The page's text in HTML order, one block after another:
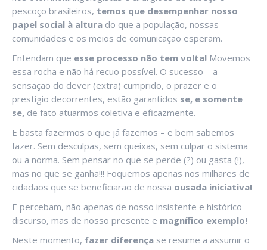
pescoço brasileiros, temos que desempenhar nosso
papel social à altura do que a população, nossas
comunidades e os meios de comunicação esperam.
Entendam que esse processo não tem volta! Movemos
essa rocha e não há recuo possível. O sucesso – a
sensação do dever (extra) cumprido, o prazer e o
prestígio decorrentes, estão garantidos se, e somente
se, de fato atuarmos coletiva e eficazmente.
E basta fazermos o que já fazemos – e bem sabemos
fazer. Sem desculpas, sem queixas, sem culpar o sistema
ou a norma. Sem pensar no que se perde (?) ou gasta (!),
mas no que se ganha!!! Foquemos apenas nos milhares de
cidadãos que se beneficiarão de nossa ousada iniciativa!
E percebam, não apenas de nosso insistente e histórico
discurso, mas de nosso presente e magnífico exemplo!
Neste momento, fazer diferença se resume a assumir o